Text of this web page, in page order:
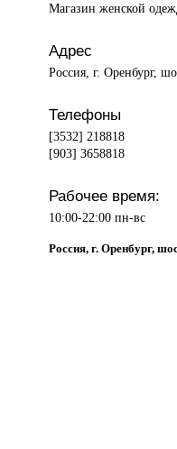
Магазин женской
Адрес
Россия, г. Оренбург,
Телефоны
[3532] 218818
[903] 3658818
Рабочее время:
10:00-22:00 пн-вс
Россия, г. Оренбург,